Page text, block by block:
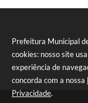
Prefeitura Municipal
cookies: nosso site
experiência de
concorda com a nossa
Privacidade.